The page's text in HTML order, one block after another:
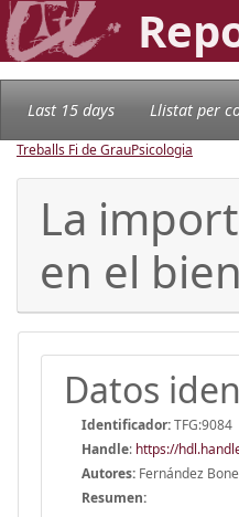
Last 15 days Llistat per
Treballs Fi de GrauPsicologia
La
en el
Datos
Identificador:TFG:9084
Handle: https://
Autores: Fernández
Resumen: